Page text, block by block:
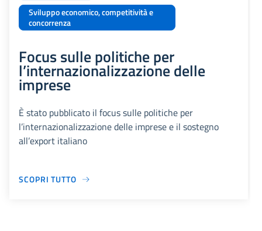
Sviluppo economico, competitività e
concorrenza
Focus sulle politiche per
l’internazionalizzazione delle
imprese
È stato pubblicato il focus sulle politiche per
l’internazionalizzazione delle imprese e il sostegno
all’export italiano
SCOPRI TUTTO